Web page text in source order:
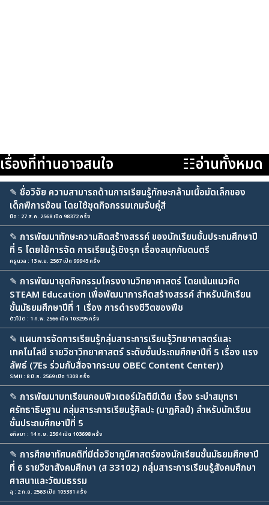
เรื่องที่ท่านอาจสนใจ ☷อ่านทั้งหมด
✎ ชื่อวิจัย ความสามารถด้านการเรียนรู้ทักษะกล้ามเนื้อมัดเล็กของ
เด็กพิการซ้อน โดยใช้ชุดกิจกรรมเกมจับคู่สี
นิด : 27 ส.ค. 2568 เปิด 98372 ครั้ง
✎ การพัฒนาทักษะความคิดสร้างสรรค์ ของนักเรียนชั้นประถมศึกษาปี
ที่ 5 โดยใช้การจัด การเรียนรู้เชิงรุก เรื่องสนุกกับดนตรี
ครูนวล : 13 พ.ย. 2567 เปิด 99943 ครั้ง
✎ การพัฒนาชุดกิจกรรมโครงงานวิทยาศาสตร์ โดยเน้นแนวคิด
STEAM Education เพื่อพัฒนาการคิดสร้างสรรค์ สำหรับนักเรียน
ชั้นมัธยมศึกษาปีที่ 1 เรื่อง การดำรงชีวิตของพืช
ตัวโน้ต : 1 ก.พ. 2566 เปิด 103295 ครั้ง
✎ แผนการจัดการเรียนรู้กลุ่มสาระการเรียนรู้วิทยาศาสตร์และ
เทคโนโลยี รายวิชาวิทยาศาสตร์ ระดับชั้นประถมศึกษาปีที่ 5 เรื่อง แรง
ลัพธ์ (7Es ร่วมกับสื่อจากระบบ OBEC Content Center))
SMii : 8 มิ.ย. 2569 เปิด 1308 ครั้ง
✎ การพัฒนาบทเรียนคอมพิวเตอร์มัลติมีเดีย เรื่อง ระบำสมุทรา
ศรัทธาธิษฐาน กลุ่มสาระการเรียนรู้ศิลปะ (นาฏศิลป์) สำหรับนักเรียน
ชั้นประถมศึกษาปีที่ 5
อภิสมา : 14 ก.ย. 2564 เปิด 103698 ครั้ง
✎ การศึกษาทัศนคติที่มีต่อวิชาภูมิศาสตร์ของนักเรียนชั้นมัธยมศึกษาปี
ที่ 6 รายวิชาสังคมศึกษา (ส 33102) กลุ่มสาระการเรียนรู้สังคมศึกษา
ศาสนาและวัฒนธรรม
ลุ : 2 ก.ย. 2563 เปิด 105381 ครั้ง